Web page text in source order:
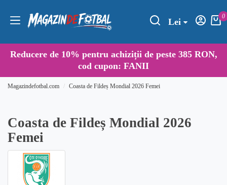
Lei
0
Reducere de 10% pentru achiziții de peste 385 RON,
cod cupon: FANII
Magazindefotbal.com Coasta de Fildeș Mondial 2026 Femei
Coasta de Fildeș Mondial 2026
Femei